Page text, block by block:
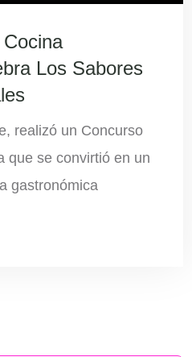
Los Sabores
realizó un Concurso
que se convirtió en un
gastronómica